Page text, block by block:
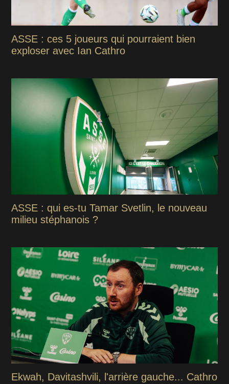
ASSE : ces 5 joueurs qui pourraient bien
exploser avec Ian Cathro
ASSE : qui es-tu Tamar Svetlin, le nouveau
milieu stéphanois ?
Ekwah, Davitashvili, l'arrière gauche... Cathro